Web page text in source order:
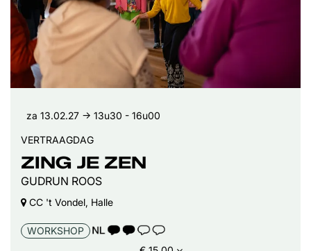
ZING JE ZEN
GUDRUN ROOS
VERTRAAGDAG
za 13.02.27 → 13u30 - 16u00
CC 't Vondel, Halle
WORKSHOP
TAALICOON 2